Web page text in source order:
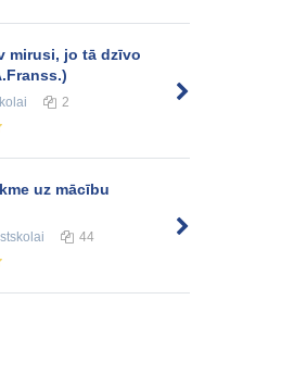
mirusi, jo tā dzīvo
2
uz mācību
44